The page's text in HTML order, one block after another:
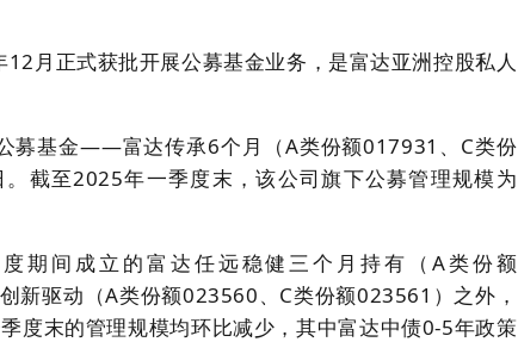
月正式获批开展公募基金业务，是富达亚洲控股私人
募基金——富达传承6个月（A类份额017931、C类份
截至2025年一季度末，该公司旗下公募管理规模为
期间成立的富达任远稳健三个月持有（A类份额
新驱动（A类份额023560、C类份额023561）之外，
度末的管理规模均环比减少，其中富达中债0-5年政策